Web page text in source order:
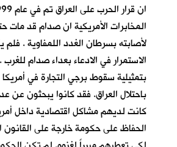
المخابرات الأمريكية ان صدام قد مات
لأصابته بسرطان الغدد اللمفاوية .
الاستمرار في الادعاء بعداء صدام
بتمثيلية سقوط برجي التجارة في أمريكا
باحتلال العراق. فقد كانوا يبحثون عن
كانت لديهم مشاكل اقتصادية داخل
الحفاظ على حكومة خارجة على القانون